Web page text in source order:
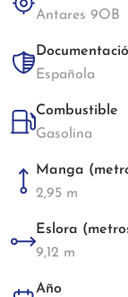
Antares 9OB
Española
Combustible
Gasolina
Manga
2,95 m
Eslora
9,12 m
Año